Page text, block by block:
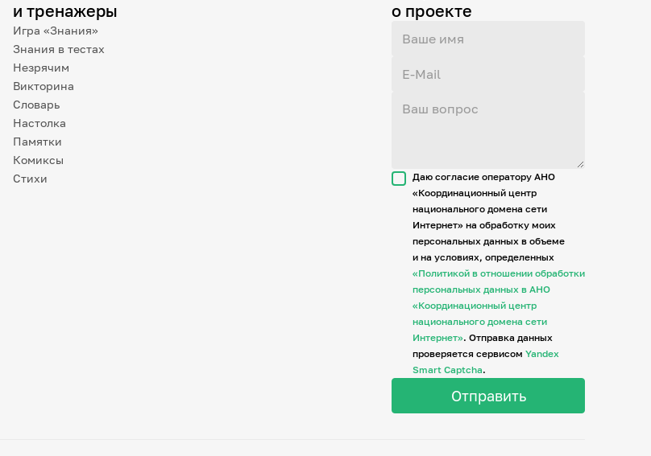
и тренажеры
Игра «Знания»
Знания в тестах
Незрячим
Викторина
Словарь
Настолка
Памятки
Комиксы
Стихи
о проекте
Даю согласие оператору АНО
«Координационный центр
национального домена сети
Интернет» на обработку моих
персональных данных в объеме
и на условиях, определенных
«Политикой в отношении обработки
персональных данных в АНО
«Координационный центр
национального домена сети
Интернет». Отправка данных
проверяется сервисом Yandex
Smart Captcha.